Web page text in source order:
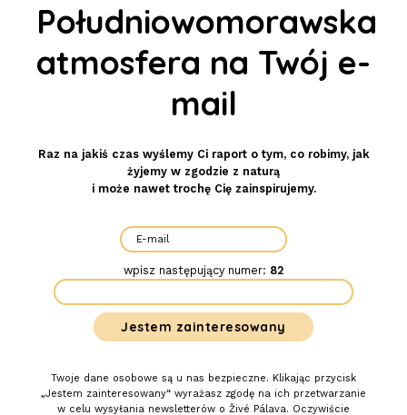
Południowomorawska
atmosfera na Twój e-
mail
Raz na jakiś czas wyślemy Ci raport o tym, co robimy, jak
żyjemy w zgodzie z naturą
i może nawet trochę Cię zainspirujemy.
wpisz następujący numer: 82
Twoje dane osobowe są u nas bezpieczne. Klikając przycisk
„Jestem zainteresowany“ wyrażasz zgodę na ich przetwarzanie
w celu wysyłania newsletterów o Živé Pálava. Oczywiście